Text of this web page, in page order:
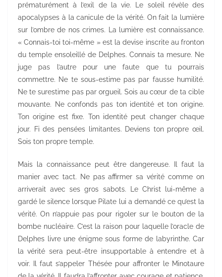
prématurément à l’exil de la vie. Le soleil révèle des
apocalypses à la canicule de la vérité. On fait la lumière
sur l’ombre de nos crimes. La lumière est connaissance.
« Connais-toi toi-même » est la devise inscrite au fronton
du temple ensoleillé de Delphes. Connais ta mesure. Ne
juge pas l’autre pour une faute que tu pourrais
commettre. Ne te sous-estime pas par fausse humilité.
Ne te surestime pas par orgueil. Sois au cœur de ta cible
mouvante. Ne confonds pas ton identité et ton origine.
Ton origine est fixe. Ton identité peut changer chaque
jour. Fi des pensées limitantes. Deviens ton propre œil.
Sois ton propre temple.
Mais la connaissance peut être dangereuse. Il faut la
manier avec tact. Ne pas affirmer sa vérité comme on
arriverait avec ses gros sabots. Le Christ lui-même a
gardé le silence lorsque Pilate lui a demandé ce qu’est la
vérité. On n’appuie pas pour rigoler sur le bouton de la
bombe nucléaire. C’est la raison pour laquelle l’oracle de
Delphes livre une énigme sous forme de labyrinthe. Car
la vérité sera peut-être insupportable à entendre et à
voir. Il faut s’appeler Thésée pour affronter le Minotaure